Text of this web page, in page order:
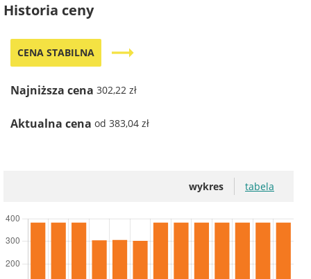
Historia ceny
CENA STABILNA trending_flat
Najniższa cena 302,22 zł
Aktualna cena od 383,04 zł
wykres tabela